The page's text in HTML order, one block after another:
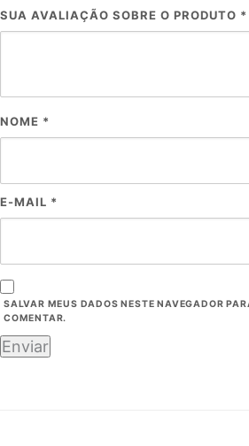
SUA AVALIAÇÃO SOBRE O PRODUTO *
NOME *
E-MAIL *
SALVAR MEUS DADOS NESTE NAVEGADOR
COMENTAR.